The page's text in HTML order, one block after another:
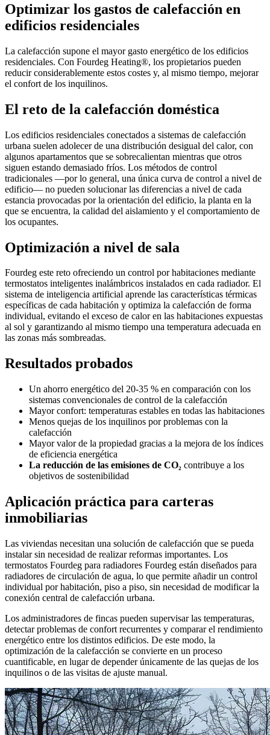
Optimizar los gastos de calefacción en
edificios residenciales
La calefacción supone el mayor gasto energético de los edificios
residenciales. Con Fourdeg Heating®, los propietarios pueden
reducir considerablemente estos costes y, al mismo tiempo, mejorar
el confort de los inquilinos.
El reto de la calefacción doméstica
Los edificios residenciales conectados a sistemas de calefacción
urbana suelen adolecer de una distribución desigual del calor, con
algunos apartamentos que se sobrecalientan mientras que otros
siguen estando demasiado fríos. Los métodos de control
tradicionales —por lo general, una única curva de control a nivel de
edificio— no pueden solucionar las diferencias a nivel de cada
estancia provocadas por la orientación del edificio, la planta en la
que se encuentra, la calidad del aislamiento y el comportamiento de
los ocupantes.
Optimización a nivel de sala
Fourdeg este reto ofreciendo un control por habitaciones mediante
termostatos inteligentes inalámbricos instalados en cada radiador. El
sistema de inteligencia artificial aprende las características térmicas
específicas de cada habitación y optimiza la calefacción de forma
individual, evitando el exceso de calor en las habitaciones expuestas
al sol y garantizando al mismo tiempo una temperatura adecuada en
las zonas más sombreadas.
Resultados probados
Un ahorro energético del 20-35 % en comparación con los
sistemas convencionales de control de la calefacción
Mayor confort: temperaturas estables en todas las habitaciones
Menos quejas de los inquilinos por problemas con la
calefacción
Mayor valor de la propiedad gracias a la mejora de los índices
de eficiencia energética
La reducción de las emisiones de CO₂ contribuye a los
objetivos de sostenibilidad
Aplicación práctica para carteras
inmobiliarias
Las viviendas necesitan una solución de calefacción que se pueda
instalar sin necesidad de realizar reformas importantes. Los
termostatos Fourdeg para radiadores Fourdeg están diseñados para
radiadores de circulación de agua, lo que permite añadir un control
individual por habitación, piso a piso, sin necesidad de modificar la
conexión central de calefacción urbana.
Los administradores de fincas pueden supervisar las temperaturas,
detectar problemas de confort recurrentes y comparar el rendimiento
energético entre los distintos edificios. De este modo, la
optimización de la calefacción se convierte en un proceso
cuantificable, en lugar de depender únicamente de las quejas de los
inquilinos o de las visitas de ajuste manual.